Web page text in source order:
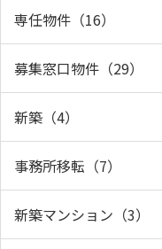
専任物件（16）
募集窓口物件（29）
新築（4）
事務所移転（7）
新築マンション（3）